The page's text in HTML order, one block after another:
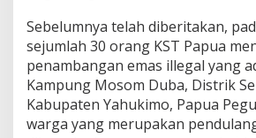
Sebelumnya telah diberitakan,
sejumlah 30 orang KST Papua
penambangan emas illegal yang
Kampung Mosom Duba, Distrik
Kabupaten Yahukimo, Papua
warga yang merupakan